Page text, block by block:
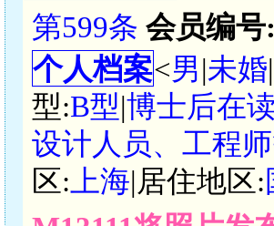
第599条 会员编号:
个人档案<男|未婚|
型:B型|博士后在
设计人员、工程
区: 上海|居住地区: